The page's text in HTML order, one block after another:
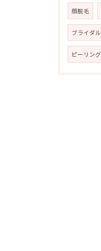
顔脱毛
ブライダル
ピーリング